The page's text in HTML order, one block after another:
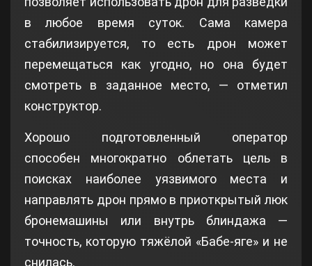
в любое время суток. Сама камера
стабилизируется, то есть дрон может
перемещаться как угодно, но она будет
смотреть в заданное место, — отметил
конструктор.
Хорошо подготовленный оператор
способен многократно облетать цель в
поисках наиболее уязвимого места и
направлять дрон прямо в приоткрытый люк
бронемашины или внутрь блиндажа —
точность, которую тяжёлой «Бабе-яге» и не
снилась.